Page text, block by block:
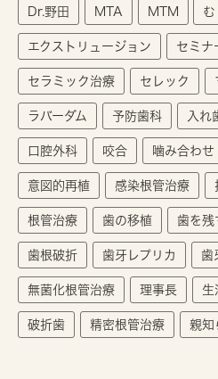
Dr.野田 MTA MTM む
エクストリュージョン セミナ
セラミック治療 セレック
ラバーダム 予防歯科 入れ
口腔外科 咬合 噛み合わせ
意図的再植 感染根管治療
根管治療 歯の移植 歯を残
歯根破折 歯牙レプリカ 歯
無菌化根管治療 理事長 生
破折歯 精密根管治療 親知